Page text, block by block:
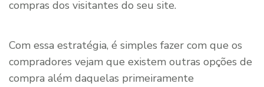
compras dos visitantes do seu site.
Com essa estratégia, é simples fazer com que os
compradores vejam que existem outras opções de
compra além daquelas primeiramente